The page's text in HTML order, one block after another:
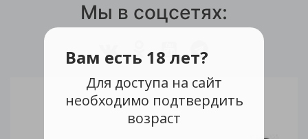
Вам есть 18 лет?
Для доступа на сайт
необходимо подтвердить
возраст
Мы в соцсетях: